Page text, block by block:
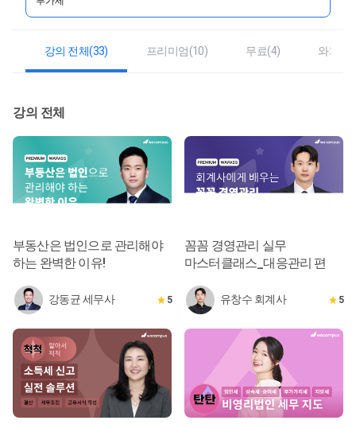
강의 전체(33) 프리미엄(10) 무료(4) 와패스
강의 전체
부동산은 법인으로 관리해야
하는 완벽한 이유!
강동균 세무사 5
꼼꼼 경영관리 실무
마스터클래스_대응관리 편
유창수 회계사 5